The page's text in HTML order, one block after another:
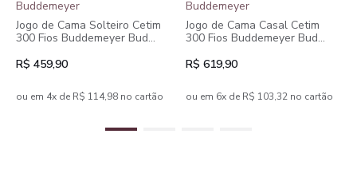
Buddemeyer
Jogo de Cama Solteiro Cetim
300 Fios Buddemeyer Bud
Algodão Penteado Bege 3
R$ 459,90
ou em 4x de R$ 114,98 no cartão
Buddemeyer
Jogo de Cama Casal Cetim
300 Fios Buddemeyer Bud
Algodão Penteado 4 peças
R$ 619,90
ou em 6x de R$ 103,32 no cartão